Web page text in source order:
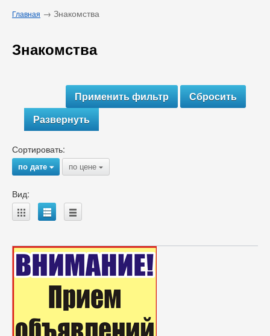
Главная → Знакомства
Знакомства
Развернуть
Сортировать:
по дате{ по цене {
Вид:
A B C